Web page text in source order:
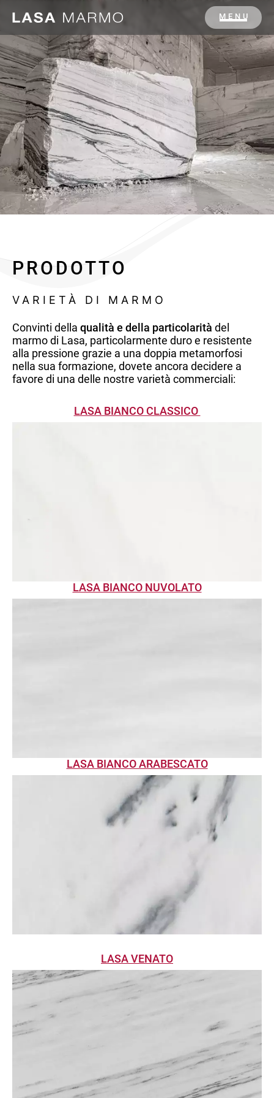
MENU
PRODOTTO
VARIETÀ DI MARMO
Convinti della qualità e della particolarità del
marmo di Lasa, particolarmente duro e resistente
alla pressione grazie a una doppia metamorfosi
nella sua formazione, dovete ancora decidere a
favore di una delle nostre varietà commerciali:
LASA BIANCO CLASSICO
LASA BIANCO NUVOLATO
LASA BIANCO ARABESCATO
LASA VENATO